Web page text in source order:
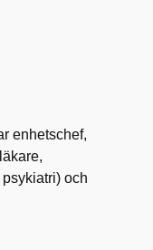
enhetschef,
och